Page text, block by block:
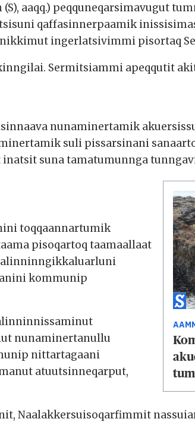
aaqq.) peqquneqarsimavugut
qaffasinnerpaamik
ingerlatsivimmi pisortaq
Sermitsiammi apeqqutit
nunaminertamik
suli pissarsinani
suna tamatumunnga
toqqaannartumik
pisoqartoq taamaallaat
kommunip
nunaminertanullu
nittartagaani
atuutsinneqarput,
Naalakkersuisoqarfimmit